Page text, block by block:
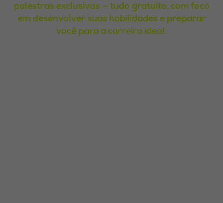
palestras exclusivas — tudo gratuito, com foco
em desenvolver suas habilidades e preparar
você para a carreira ideal.